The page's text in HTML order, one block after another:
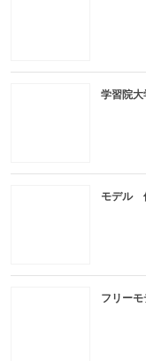
学習院
モデル
フリー